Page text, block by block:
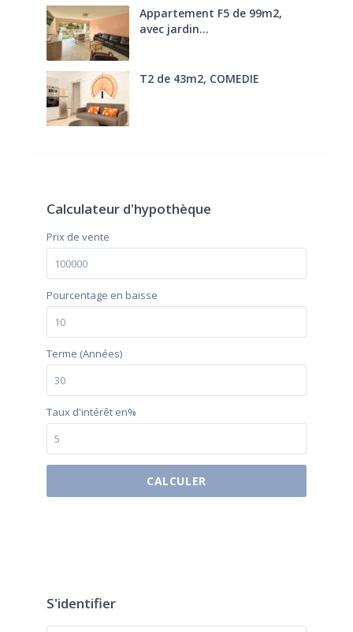
Appartement F5 de 99m2,
avec jardin...
T2 de 43m2, COMEDIE
Calculateur d'hypothèque
Prix ​​de vente
Pourcentage en baisse
Terme (Années)
Taux d'intérêt en%
CALCULER
$500 / month
S'identifier